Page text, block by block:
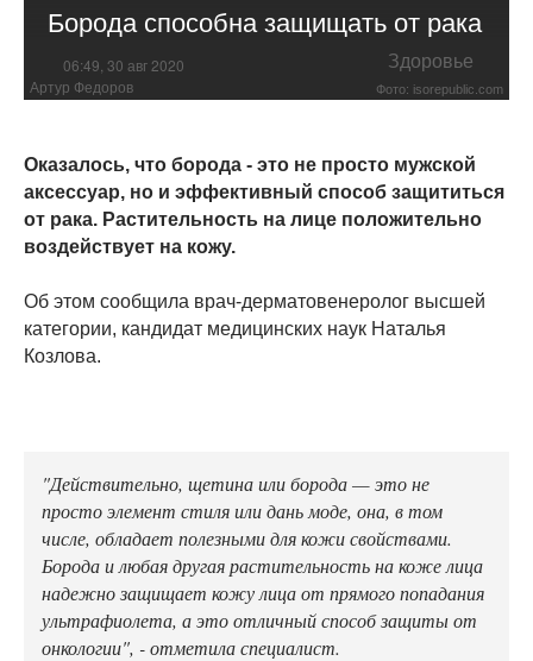
Борода способна защищать от рака
06:49, 30 авг 2020 Здоровье
Артур Федоров Фото: isorepublic.com
Оказалось, что борода - это не просто мужской
аксессуар, но и эффективный способ защититься
от рака. Растительность на лице положительно
воздействует на кожу.
Об этом сообщила врач-дерматовенеролог высшей
категории, кандидат медицинских наук Наталья
Козлова.
"Действительно, щетина или борода — это не
просто элемент стиля или дань моде, она, в том
числе, обладает полезными для кожи свойствами.
Борода и любая другая растительность на коже лица
надежно защищает кожу лица от прямого попадания
ультрафиолета, а это отличный способ защиты от
онкологии", - отметила специалист.